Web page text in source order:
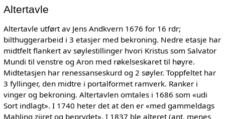
Altertavle
Altertavle utført av Jens Andkvern 1676 for 16 rdr;
bilthuggerarbeid i 3 etasjer med bekroning. Nedre etasje har
midtfelt flankert av søylestillinger hvori Kristus som Salvator
Mundi til venstre og Aron med røkelseskaret til høyre.
Midtetasjen har renessanseskurd og 2 søyler. Toppfeltet har
3 fyllinger, den midtre i portalformet ramverk. Ranker i
vinger og bekroning. Altertavlen omtales i 1686 som «udi
Sort indlagt». I 1740 heter det at den er «med gammeldags
Mahling ziiret og beprydet». I 1837 ble alteret (ant. menes